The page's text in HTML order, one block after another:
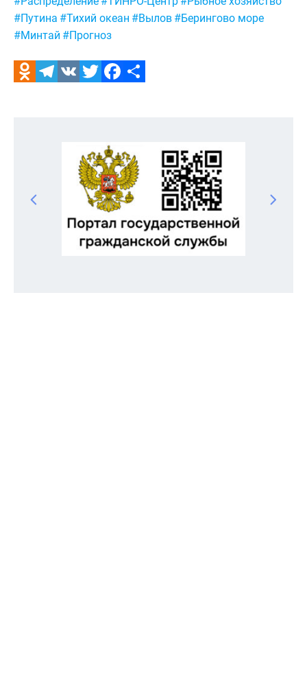
#Путина #Тихий океан #Вылов #Берингово море
#Минтай #Прогноз